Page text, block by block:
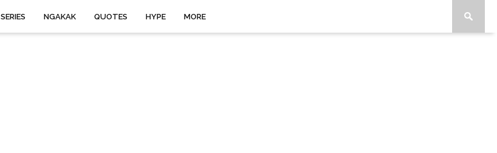
NGAKAK QUOTES HYPE MORE